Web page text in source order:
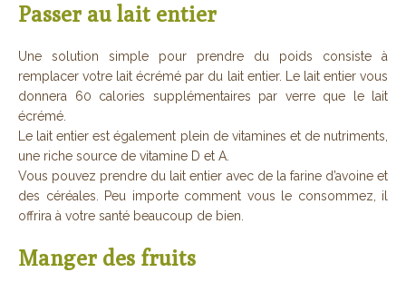
Passer au lait entier
Une solution simple pour prendre du poids consiste à
remplacer votre lait écrémé par du lait entier. Le lait entier vous
donnera 60 calories supplémentaires par verre que le lait
écrémé.
Le lait entier est également plein de vitamines et de nutriments,
une riche source de vitamine D et A.
Vous pouvez prendre du lait entier avec de la farine d’avoine et
des céréales. Peu importe comment vous le consommez, il
offrira à votre santé beaucoup de bien.
Manger des fruits